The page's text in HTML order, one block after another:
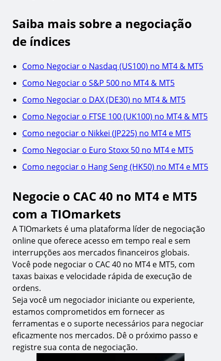
Saiba mais sobre a negociação
de índices
Como Negociar o Nasdaq (US100) no MT4 & MT5
Como Negociar o S&P 500 no MT4 & MT5
Como Negociar o DAX (DE30) no MT4 & MT5
Como Negociar o FTSE 100 (UK100) no MT4 & MT5
Como negociar o Nikkei (JP225) no MT4 e MT5
Como Negociar o Euro Stoxx 50 no MT4 e MT5
Como negociar o Hang Seng (HK50) no MT4 e MT5
Negocie o CAC 40 no MT4 e MT5
com a TIOmarkets
A TIOmarkets é uma plataforma líder de negociação
online que oferece acesso em tempo real e sem
interrupções aos mercados financeiros globais.
Você pode negociar o CAC 40 no MT4 e MT5, com
taxas baixas e velocidade rápida de execução de
ordens.
Seja você um negociador iniciante ou experiente,
estamos comprometidos em fornecer as
ferramentas e o suporte necessários para negociar
eficazmente nos mercados. Dê o próximo passo e
registre sua conta de negociação.